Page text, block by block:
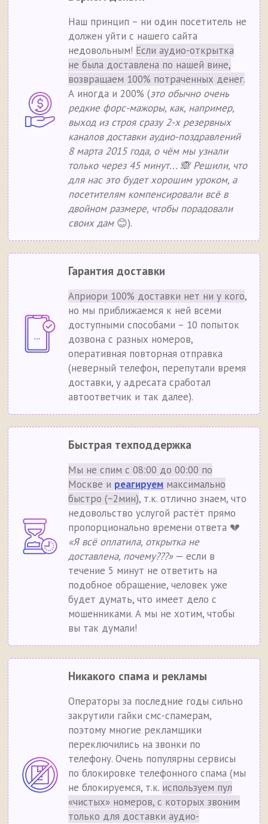
Наш принцип – ни один посетитель не
должен уйти с нашего сайта
недовольным! Если аудио-открытка
не была доставлена по нашей вине,
возвращаем 100% потраченных денег.
А иногда и 200% (это обычно очень
редкие форс-мажоры, как, например,
выход из строя сразу 2-х резервных
каналов доставки аудио-поздравлений
8 марта 2015 года, о чём мы узнали
только через 45 минут... 🙈 Решили, что
для нас это будет хорошим уроком, а
посетителям компенсировали всё в
двойном размере, чтобы порадовали
своих дам😊).
Гарантия доставки
Априори 100% доставки нет ни у кого,
но мы приближаемся к ней всеми
доступными способами – 10 попыток
дозвона с разных номеров,
оперативная повторная отправка
(неверный телефон, перепутали время
доставки, у адресата сработал
автоответчик и так далее).
Быстрая техподдержка
Мы не спим с 08:00 до 00:00 по
Москве и реагируем максимально
быстро (~2мин), т.к. отлично знаем, что
недовольство услугой растёт прямо
пропорционально времени ответа 💔
«Я всё оплатила, открытка не
доставлена, почему???»— если в
течение 5 минут не ответить на
подобное обращение, человек уже
будет думать, что имеет дело с
мошенниками. А мы не хотим, чтобы
вы так думали!
Никакого спама и рекламы
Операторы за последние годы сильно
закрутили гайки смс-спамерам,
поэтому многие рекламщики
переключились на звонки по
телефону. Очень популярны сервисы
по блокировке телефонного спама (мы
не блокируемся, т.к. используем пул
«чистых» номеров, с которых звоним
только для доставки аудио-